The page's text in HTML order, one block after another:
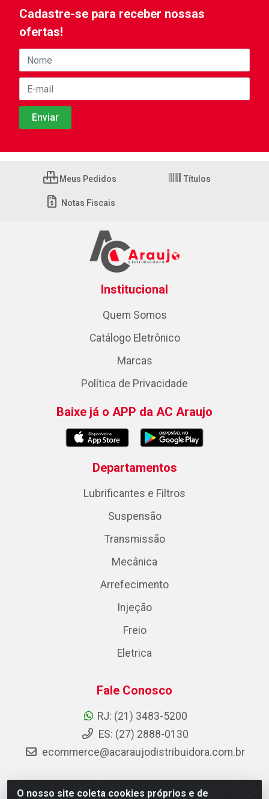
O nosso site coleta cookies próprios e de
Cadastre-se para receber nossas
ofertas!
Meus Pedidos Títulos
Notas Fiscais
Institucional
Quem Somos
Catálogo Eletrônico
Marcas
Política de Privacidade
Baixe já o APP da AC Araujo
Departamentos
Lubrificantes e Filtros
Suspensão
Transmissão
Mecânica
Arrefecimento
Injeção
Freio
Eletrica
Fale Conosco
RJ: (21) 3483-5200
ES: (27) 2888-0130
ecommerce@acaraujodistribuidora.com.br